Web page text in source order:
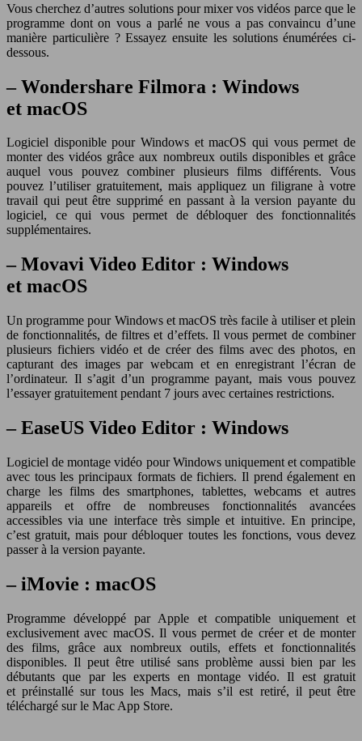
Vous cherchez d’autres solutions pour mixer vos vidéos parce que le
programme dont on vous a parlé ne vous a pas convaincu d’une
manière particulière ? Essayez ensuite les solutions énumérées ci-
dessous.
– Wondershare Filmora : Windows
et macOS
Logiciel disponible pour Windows et macOS qui vous permet de
monter des vidéos grâce aux nombreux outils disponibles et grâce
auquel vous pouvez combiner plusieurs films différents. Vous
pouvez l’utiliser gratuitement, mais appliquez un filigrane à votre
travail qui peut être supprimé en passant à la version payante du
logiciel, ce qui vous permet de débloquer des fonctionnalités
supplémentaires.
– Movavi Video Editor : Windows
et macOS
Un programme pour Windows et macOS très facile à utiliser et plein
de fonctionnalités, de filtres et d’effets. Il vous permet de combiner
plusieurs fichiers vidéo et de créer des films avec des photos, en
capturant des images par webcam et en enregistrant l’écran de
l’ordinateur. Il s’agit d’un programme payant, mais vous pouvez
l’essayer gratuitement pendant 7 jours avec certaines restrictions.
– EaseUS Video Editor : Windows
Logiciel de montage vidéo pour Windows uniquement et compatible
avec tous les principaux formats de fichiers. Il prend également en
charge les films des smartphones, tablettes, webcams et autres
appareils et offre de nombreuses fonctionnalités avancées
accessibles via une interface très simple et intuitive. En principe,
c’est gratuit, mais pour débloquer toutes les fonctions, vous devez
passer à la version payante.
– iMovie : macOS
Programme développé par Apple et compatible uniquement et
exclusivement avec macOS. Il vous permet de créer et de monter
des films, grâce aux nombreux outils, effets et fonctionnalités
disponibles. Il peut être utilisé sans problème aussi bien par les
débutants que par les experts en montage vidéo. Il est gratuit
et préinstallé sur tous les Macs, mais s’il est retiré, il peut être
téléchargé sur le Mac App Store.